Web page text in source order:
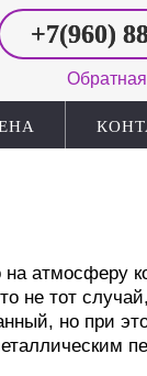
+7(960)
на атмосферу
не тот
но при